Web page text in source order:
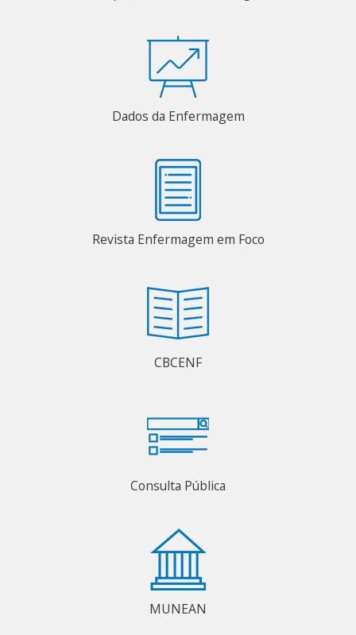
Dados da Enfermagem
Revista Enfermagem em Foco
CBCENF
Consulta Pública
MUNEAN